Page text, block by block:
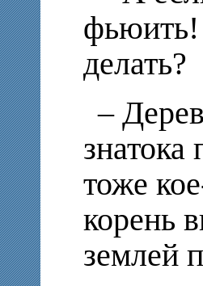
фьюить!
делать?
–
знатока
тоже
корень
землей